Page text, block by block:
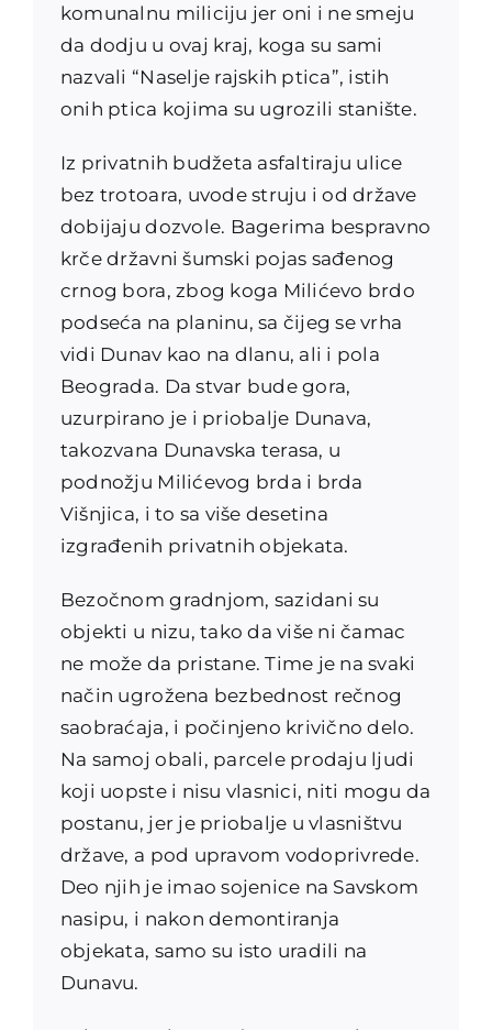
komunalnu miliciju jer oni i ne smeju
da dodju u ovaj kraj, koga su sami
nazvali “Naselje rajskih ptica”, istih
onih ptica kojima su ugrozili stanište.
Iz privatnih budžeta asfaltiraju ulice
bez trotoara, uvode struju i od države
dobijaju dozvole. Bagerima bespravno
krče državni šumski pojas sađenog
crnog bora, zbog koga Milićevo brdo
podseća na planinu, sa čijeg se vrha
vidi Dunav kao na dlanu, ali i pola
Beograda. Da stvar bude gora,
uzurpirano je i priobalje Dunava,
takozvana Dunavska terasa, u
podnožju Milićevog brda i brda
Višnjica, i to sa više desetina
izgrađenih privatnih objekata.
Bezočnom gradnjom, sazidani su
objekti u nizu, tako da više ni čamac
ne može da pristane. Time je na svaki
način ugrožena bezbednost rečnog
saobraćaja, i počinjeno krivično delo.
Na samoj obali, parcele prodaju ljudi
koji uopste i nisu vlasnici, niti mogu da
postanu, jer je priobalje u vlasništvu
države, a pod upravom vodoprivrede.
Deo njih je imao sojenice na Savskom
nasipu, i nakon demontiranja
objekata, samo su isto uradili na
Dunavu.